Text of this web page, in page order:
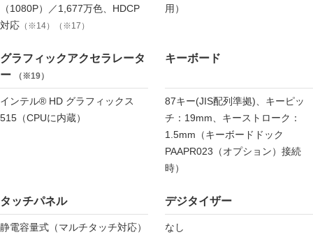
（1080P）／1,677万色、HDCP
対応 （※14）（※17）
用）
グラフィックアクセラレータ
ー
（※19）
インテル® HD グラフィックス
515（CPUに内蔵）
キーボード
87キー(JIS配列準拠)、キーピッ
チ：19mm、キーストローク：
1.5mm（キーボードドック
PAAPR023（オプション）接続
時）
タッチパネル
静電容量式（マルチタッチ対応）
デジタイザー
なし